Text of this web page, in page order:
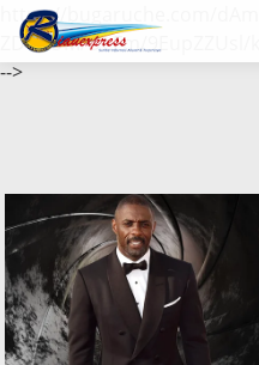
https://bugaruche.com/
ZDGvUM/DeFm/
-->